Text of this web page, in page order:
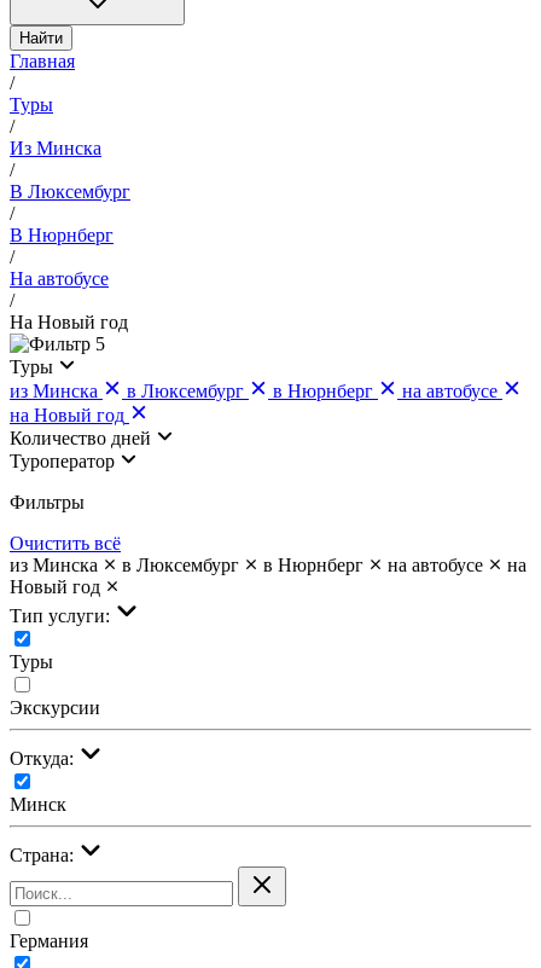
Найти
Главная
/
Туры
/
Из Минска
/
В Люксембург
/
В Нюрнберг
/
На автобусе
/
На Новый год
5
Туры
из Минска
в Люксембург в Нюрнберг
на автобусе
на Новый год
Количество дней
Туроператор
Фильтры
Очистить всё
из Минска
в Люксембург в Нюрнберг на автобусе
на
Новый год
Тип услуги:
Туры
Экскурсии
Откуда:
Минск
Страна:
Германия